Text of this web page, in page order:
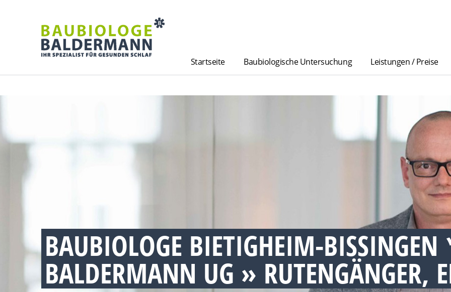
Startseite Baubiologische Untersuchung Leistungen / Preise
BAUBIOLOGE BIETIGHEIM-
BALDERMANN UG » RUTENGÄNGER,